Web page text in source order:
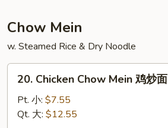
汤
Chow Mein
w. Steamed Rice & Dry Noodle
Chicken
Chow
Mein
20. Chicken Chow Mein 鸡炒面
Pt. 小: $7.55
Qt. 大: $12.55